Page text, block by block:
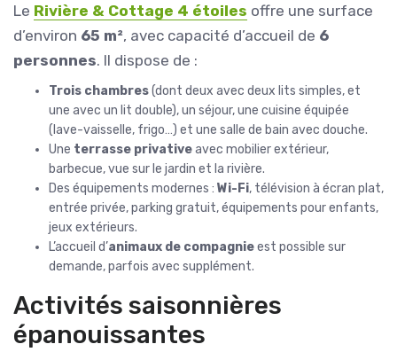
Le Rivière & Cottage 4 étoiles offre une surface
d’environ 65 m², avec capacité d’accueil de 6
personnes. Il dispose de :
Trois chambres(dont deux avec deux lits simples, et
une avec un lit double), un séjour, une cuisine équipée
(lave-vaisselle, frigo…) et une salle de bain avec douche.
Une terrasse privativeavec mobilier extérieur,
barbecue, vue sur le jardin et la rivière.
Des équipements modernes : Wi-Fi, télévision à écran plat,
entrée privée, parking gratuit, équipements pour enfants,
jeux extérieurs.
L’accueil d’animaux de compagnieest possible sur
demande, parfois avec supplément.
Activités saisonnières
épanouissantes